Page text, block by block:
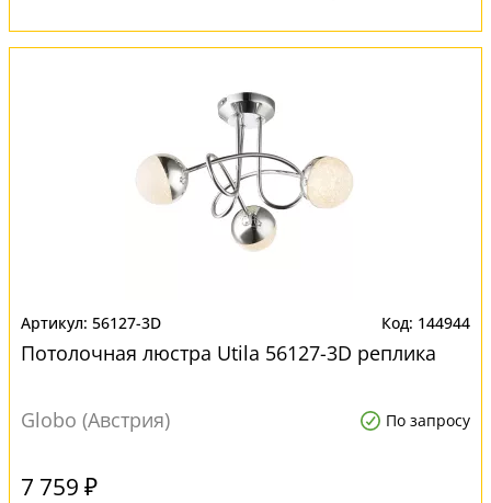
56127-3D 144944
Потолочная люстра Utila 56127-3D реплика
Globo (Австрия) По запросу
7 759 ₽